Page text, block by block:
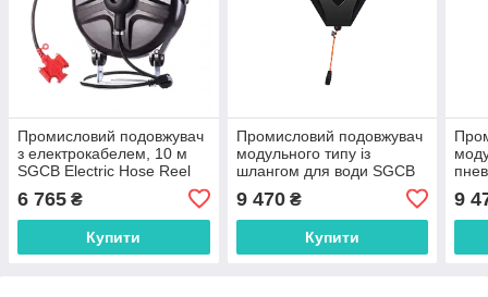
Промисловий подовжувач
з електрокабелем, 10 м
SGCB Electric Hose Reel
6 765 ₴
Купити
Промисловий подовжувач
модульного типу із
шлангом для води SGCB
Modular Water Hose Reel,
10 м
9 470₴
Купити
м
9